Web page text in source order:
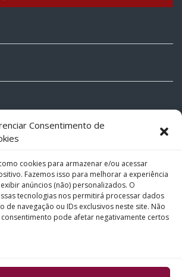
Consentimento de
cookies para armazenar e/ou acessar
Fazemos isso para melhorar a experiência
anúncios (não) personalizados. O
tecnologias nos permitirá processar dados
de navegação ou IDs exclusivos neste site. Não
pode afetar negativamente certos